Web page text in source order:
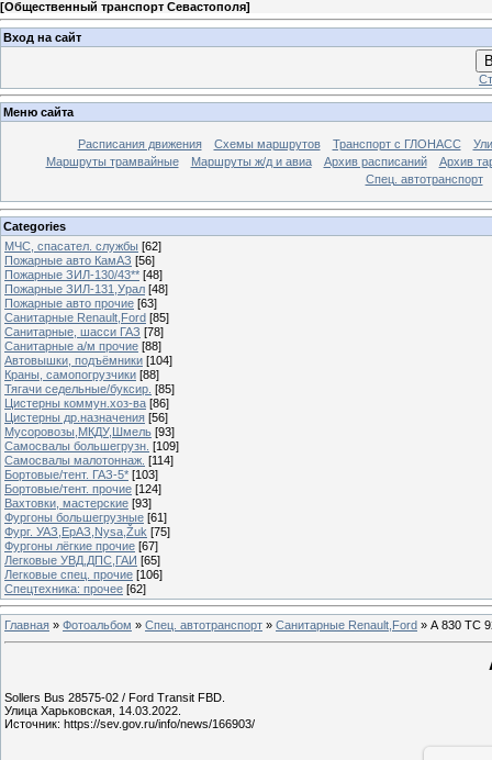
[Общественный транспорт Севастополя]
Вход на сайт
Меню сайта
Расписания движения Схемы маршрутов Транспорт с ГЛОНАСС
Маршруты трамвайные
Маршруты ж/д и авиа Архив расписаний
Архив
Спец. автотранспорт
Categories
МЧС, спасател. службы [62]
Пожарные авто КамАЗ [56]
Пожарные ЗИЛ-130/43** [48]
Пожарные ЗИЛ-131,Урал [48]
Пожарные авто прочие [63]
Санитарные Renault,Ford [85]
Санитарные, шасси ГАЗ [78]
Санитарные а/м прочие [88]
Автовышки, подъёмники [104]
Краны, самопогрузчики [88]
Тягачи седельные/буксир. [85]
Цистерны коммун.хоз-ва [86]
Цистерны др.назначения [56]
Мусоровозы,МКДУ,Шмель [93]
Самосвалы большегрузн. [109]
Самосвалы малотоннаж. [114]
Бортовые/тент. ГАЗ-5* [103]
Бортовые/тент. прочие [124]
Вахтовки, мастерские [93]
Фургоны большегрузные [61]
Фург. УАЗ,ЕрАЗ,Nysa,Žuk [75]
Фургоны лёгкие прочие [67]
Легковые УВД,ДПС,ГАИ [65]
Легковые спец. прочие [106]
Спецтехника: прочее [62]
Главная » Фотоальбом » Спец. автотранспорт » Санитарные Renault,Ford » А 830 ТС
Sollers Bus 28575-02 / Ford Transit FBD.
Улица Харьковская, 14.03.2022.
Источник: https://sev.gov.ru/info/news/166903/